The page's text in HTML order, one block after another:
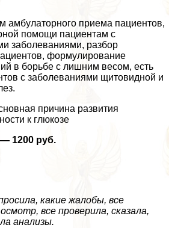
амбулаторного приема пациентов,
помощи пациентам с
заболеваниями, разбор
формулирование
в борьбе с лишним весом, есть
с заболеваниями щитовидной и
причина развития
к глюкозе
1200 руб.
какие жалобы, все
все проверила, сказала,
анализы.